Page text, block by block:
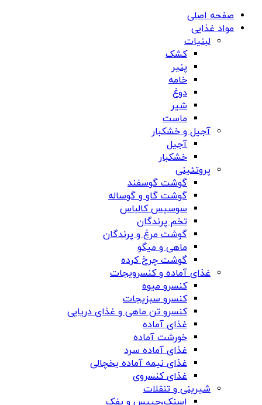
صفحه اصلی
مواد غذایی
لبنیات
کشک
پنیر
خامه
دوغ
شیر
ماست
آجیل و خشکبار
آجیل
خشکبار
پروتئینی
گوشت گوسفند
گوشت گاو و گوساله
سوسیس کالباس
تخم پرندگان
گوشت مرغ و پرندگان
ماهی و میگو
گوشت چرخ کرده
غذای آماده و کنسرویجات
کنسرو میوه
کنسرو سبزیجات
کنسرو تن ماهی و غذای دریایی
غذای آماده
خورشت آماده
غذای آماده سرد
غذای نیمه آماده یخچالی
غذای کنسروی
شیرینی و تنقلات
اسنک،چیپس و پفک